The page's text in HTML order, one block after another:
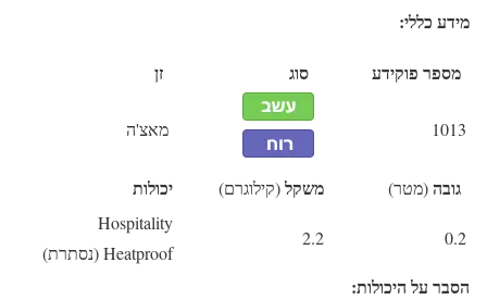
מידע כללי:
מספר פוקידע סוג זן
1013 מאצ'ה
גובה(מטר) משקל(קילוגרם) יכולות
0.2
2.2
Hospitality
Heatproof (נסתרת)
הסבר על היכולות: